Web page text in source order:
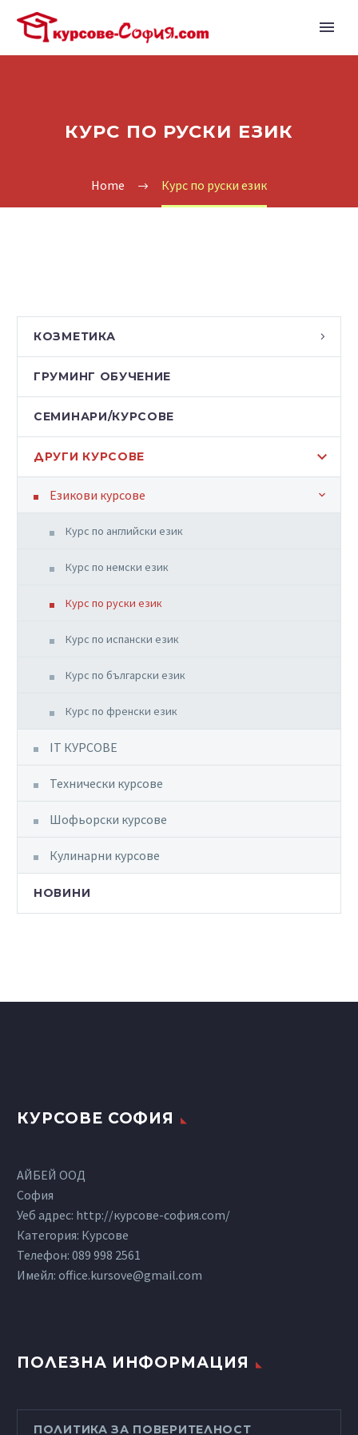
КУРС ПО РУСКИ ЕЗИК
Home Курс по руски език
КОЗМЕТИКА
ГРУМИНГ ОБУЧЕНИЕ
СЕМИНАРИ/КУРСОВЕ
ДРУГИ КУРСОВЕ
Езикови курсове
Курс по английски език
Курс по немски език
Курс по руски език
Курс по испански език
Курс по български език
Курс по френски език
IT КУРСОВЕ
Технически курсове
Шофьорски курсове
Кулинарни курсове
НОВИНИ
КУРСОВЕ СОФИЯ
АЙБЕЙ ООД
София
Уеб адрес: http://курсове-софия.com/
Категория: Курсове
Телефон: 089 998 2561
Имейл: office.kursove@gmail.com
ПОЛЕЗНА ИНФОРМАЦИЯ
ПОЛИТИКА ЗА ПОВЕРИТЕЛНОСТ